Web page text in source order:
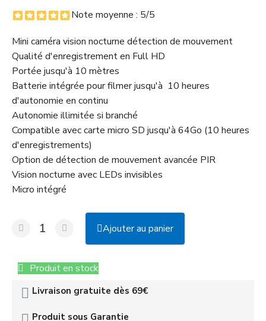
Note moyenne : 5/5
Mini caméra vision nocturne détection de mouvement
Qualité d'enregistrement en Full HD
Portée jusqu'à 10 mètres
Batterie intégrée pour filmer jusqu'à 10 heures
d'autonomie en continu
Autonomie illimitée si branché
Compatible avec carte micro SD jusqu'à 64Go (10 heures
d'enregistrements)
Option de détection de mouvement avancée PIR
Vision nocturne avec LEDs invisibles
Micro intégré
Ajouter au panier
Produit en stock
Livraison gratuite dès 69€
Produit sous Garantie